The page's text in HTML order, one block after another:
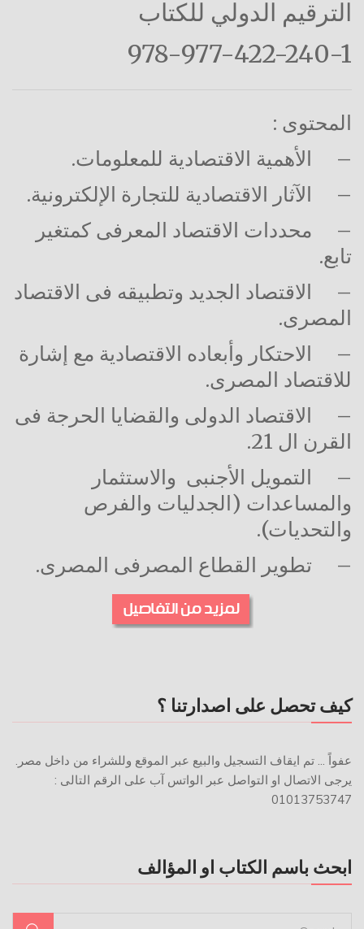
كيف تحصل على اصدارتنا ؟
عفواً ... تم ايقاف التسجيل والبيع عبر الموقع وللشراء من داخل مصر.
يرجى الاتصال او التواصل عبر الواتس آب على الرقم التالى :
01013753747
ابحث باسم الكتاب او المؤالف
الترقيم الدولي للكتاب
978-977-422-240-1
المحتوى :
–
الأهمية الاقتصادية للمعلومات.
–
الآثار الاقتصادية للتجارة الإلكترونية.
–
محددات الاقتصاد المعرفى كمتغير
تابع.
–
الاقتصاد الجديد وتطبيقه فى الاقتصاد
المصرى.
–
الاحتكار وأبعاده الاقتصادية مع إشارة
للاقتصاد المصرى.
–
الاقتصاد الدولى والقضايا الحرجة فى
القرن ال 21.
–
التمويل الأجنبى والاستثمار
والمساعدات (الجدليات والفرص
والتحديات).
–
تطوير القطاع المصرفى المصرى.